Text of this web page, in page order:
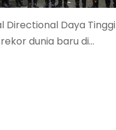
Directional Daya Tinggi
dunia baru di